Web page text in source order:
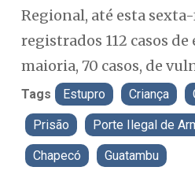
Regional, até esta
registrados 112 casos
maioria, 70 casos, de
Tags Estupro Criança
Prisão Porte Ilegal de
Chapecó Guatambu